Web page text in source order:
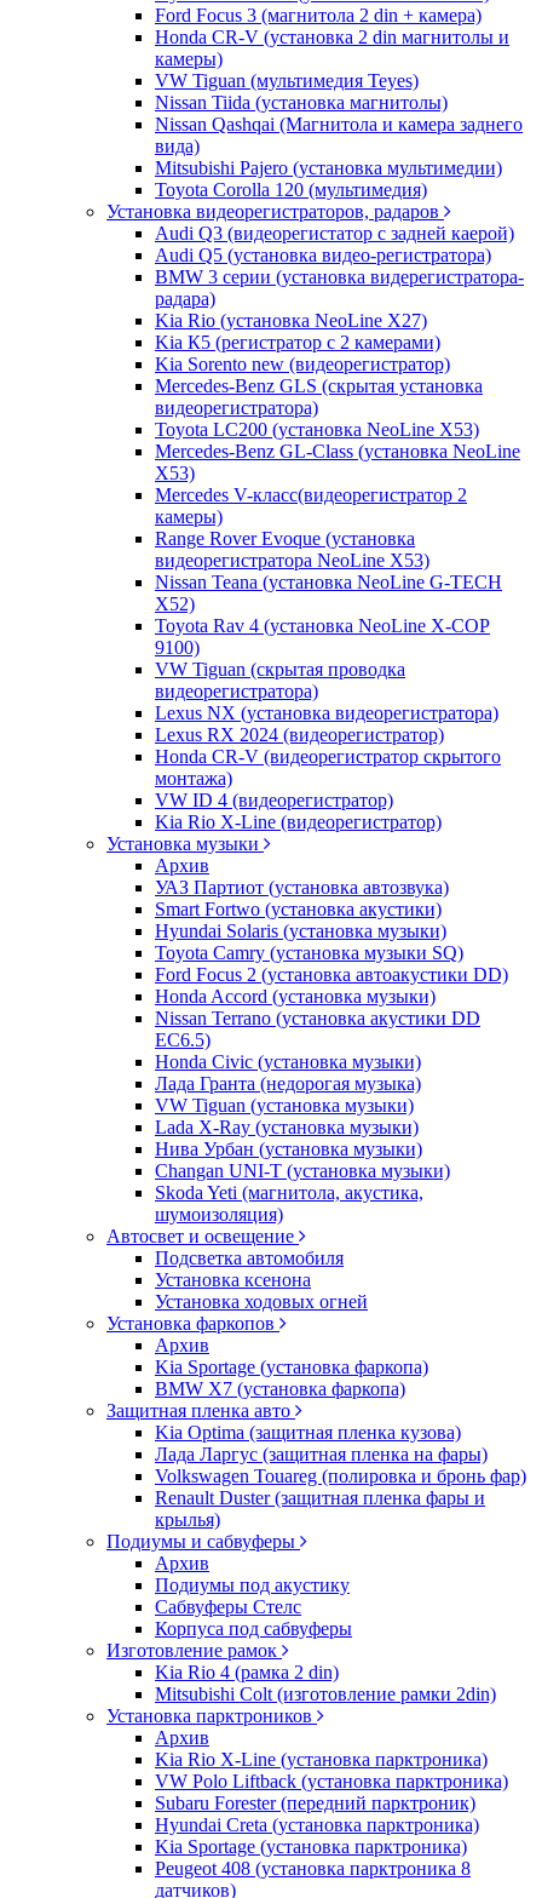
Ford Focus 3 (магнитола 2 din + камера)
Honda CR-V (установка 2 din магнитолы и
камеры)
VW Tiguan (мультимедия Teyes)
Nissan Tiida (установка магнитолы)
Nissan Qashqai (Магнитола и камера заднего
вида)
Mitsubishi Pajero (установка мультимедии)
Toyota Corolla 120 (мультимедия)
Установка видеорегистраторов, радаров
Audi Q3 (видеорегистатор с задней каерой)
Audi Q5 (установка видео-регистратора)
BMW 3 серии (установка видерегистратора-
радара)
Kia Rio (установка NeoLine X27)
Kia К5 (регистратор с 2 камерами)
Kia Sorento new (видеорегистратор)
Mercedes-Benz GLS (скрытая установка
видеорегистратора)
Toyota LC200 (установка NeoLine X53)
Mercedes-Benz GL-Class (установка NeoLine
X53)
Mercedes V-класс(видеорегистратор 2
камеры)
Range Rover Evoque (установка
видеорегистратора NeoLine X53)
Nissan Teana (установка NeoLine G-TECH
X52)
Toyota Rav 4 (установка NeoLine X-COP
9100)
VW Tiguan (скрытая проводка
видеорегистратора)
Lexus NX (установка видеорегистратора)
Lexus RX 2024 (видеорегистратор)
Honda CR-V (видеорегистратор скрытого
монтажа)
VW ID 4 (видеорегистратор)
Kia Rio X-Line (видеорегистратор)
Установка музыки
Архив
УАЗ Партиот (установка автозвука)
Smart Fortwo (установка акустики)
Hyundai Solaris (установка музыки)
Toyota Camry (установка музыки SQ)
Ford Focus 2 (установка автоакустики DD)
Honda Accord (установка музыки)
Nissan Terrano (установка акустики DD
EC6.5)
Honda Civic (установка музыки)
Лада Гранта (недорогая музыка)
VW Tiguan (установка музыки)
Lada X-Ray (установка музыки)
Нива Урбан (установка музыки)
Changan UNI-T (установка музыки)
Skoda Yeti (магнитола, акустика,
шумоизоляция)
Автосвет и освещение
Подсветка автомобиля
Установка ксенона
Установка ходовых огней
Установка фаркопов
Архив
Kia Sportage (установка фаркопа)
BMW X7 (установка фаркопа)
Защитная пленка авто
Kia Optima (защитная пленка кузова)
Лада Ларгус (защитная пленка на фары)
Volkswagen Touareg (полировка и бронь фар)
Renault Duster (защитная пленка фары и
крылья)
Подиумы и сабвуферы
Архив
Подиумы под акустику
Сабвуферы Стелс
Корпуса под сабвуферы
Изготовление рамок
Kia Rio 4 (рамка 2 din)
Mitsubishi Colt (изготовление рамки 2din)
Установка парктроников
Архив
Kia Rio X-Line (установка парктроника)
VW Polo Liftback (установка парктроника)
Subaru Forester (передний парктроник)
Hyundai Creta (установка парктроника)
Kia Sportage (установка парктроника)
Peugeot 408 (установка парктроника 8
датчиков)